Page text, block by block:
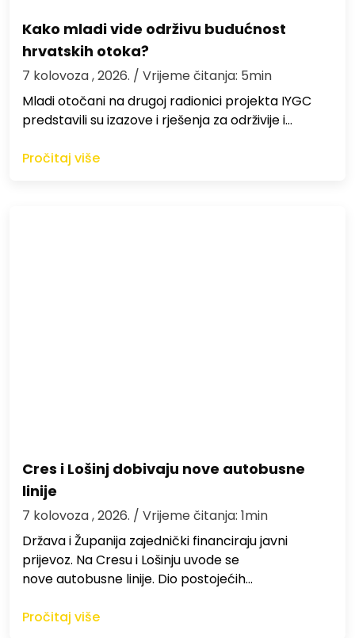
Kako mladi vide održivu budućnost
hrvatskih otoka?
7 kolovoza , 2026. / Vrijeme čitanja: 5min
Mladi otočani na drugoj radionici projekta IYGC
predstavili su izazove i rješenja za održivije i…
Pročitaj više
Cres i Lošinj dobivaju nove autobusne
linije
7 kolovoza , 2026. / Vrijeme čitanja: 1min
Država i Županija zajednički financiraju javni
prijevoz. Na Cresu i Lošinju uvode se
nove autobusne linije. Dio postojećih…
Pročitaj više